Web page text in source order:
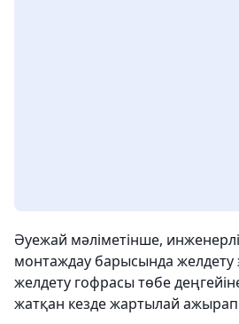
Әуежай мәліметінше,
монтаждау барысында желдету
желдету гофрасы төбе
жатқан кезде жартылай ажырап